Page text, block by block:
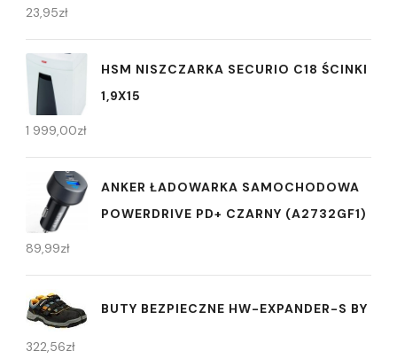
23,95zł
HSM NISZCZARKA SECURIO C18 ŚCINKI
1,9X15
1 999,00zł
ANKER ŁADOWARKA SAMOCHODOWA
POWERDRIVE PD+ CZARNY (A2732GF1)
89,99zł
BUTY BEZPIECZNE HW-EXPANDER-S BY
322,56zł